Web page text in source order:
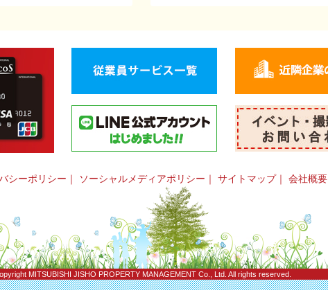
シーポリシー ｜ ソーシャルメディアポリシー ｜ サイトマップ｜ 会社概要
MITSUBISHI JISHO PROPERTY MANAGEMENT Co., Ltd. All rights reserved.